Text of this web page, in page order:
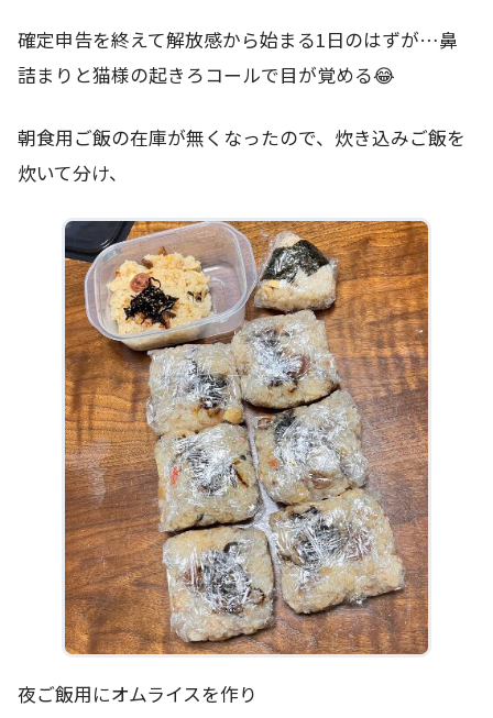
確定申告を終えて解放感から始まる1日のはずが…鼻
詰まりと猫様の起きろコールで目が覚める😂
朝食用ご飯の在庫が無くなったので、炊き込みご飯を
炊いて分け、
夜ご飯用にオムライスを作り